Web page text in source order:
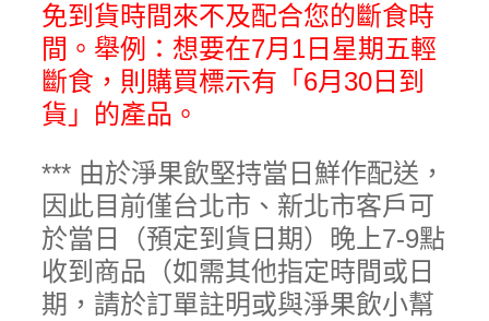
免到貨時間來不及配合您的斷食時
間。舉例：想要在7月1日星期五輕
斷食，則購買標示有「6月30日到
貨」的產品。
*** 由於淨果飲堅持當日鮮作配送，
因此目前僅台北市、新北市客戶可
於當日（預定到貨日期）晚上7-9點
收到商品（如需其他指定時間或日
期，請於訂單註明或與淨果飲小幫